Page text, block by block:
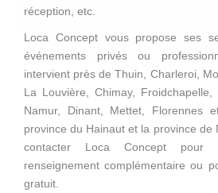
réception, etc.
Loca Concept vous propose ses
événements privés ou
intervient près de Thuin, Charleroi,
La Louvière, Chimay, Froidchapelle,
Namur, Dinant, Mettet, Florennes
province du Hainaut et la province de
contacter Loca Concept pour
renseignement complémentaire ou
gratuit.